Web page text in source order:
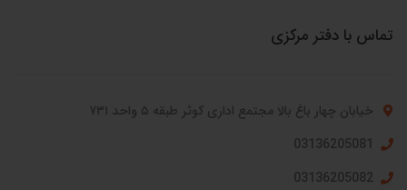
تماس با دفتر مرکزی
خیابان چهار باغ بالا مجتمع اداری کوثر طبقه ۵ واحد ۷۳۱
03136205081
03136205082